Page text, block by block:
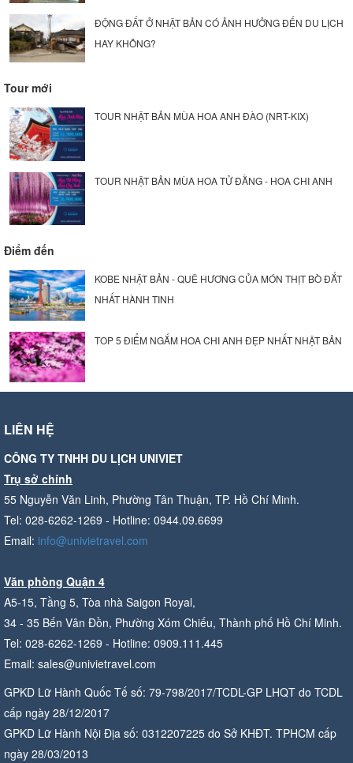
ĐỘNG ĐẤT Ở NHẬT BẢN CÓ ẢNH HƯỞNG ĐẾN DU LỊCH
HAY KHÔNG?
Tour mới
TOUR NHẬT BẢN MÙA HOA ANH ĐÀO (NRT-KIX)
TOUR NHẬT BẢN MÙA HOA TỬ ĐẰNG - HOA CHI ANH
Điểm đến
KOBE NHẬT BẢN - QUÊ HƯƠNG CỦA MÓN THỊT BÒ ĐẮT
NHẤT HÀNH TINH
TOP 5 ĐIỂM NGẮM HOA CHI ANH ĐẸP NHẤT NHẬT BẢN
LIÊN HỆ
CÔNG TY TNHH DU LỊCH UNIVIET
Trụ sở chính
55 Nguyễn Văn Linh, Phường Tân Thuận, TP. Hồ Chí Minh.
Tel: 028-6262-1269 - Hotline: 0944.09.6699
Email: info@univietravel.com
Văn phòng Quận 4
A5-15, Tầng 5, Tòa nhà Saigon Royal,
34 - 35 Bến Vân Đồn, Phường Xóm Chiếu, Thành phố Hồ Chí Minh.
Tel: 028-6262-1269 - Hotline: 0909.111.445
Email: sales@univietravel.com
GPKD Lữ Hành Quốc Tế số: 79-798/2017/TCDL-GP LHQT do TCDL
cấp ngày 28/12/2017
GPKD Lữ Hành Nội Địa số: 0312207225 do Sở KHĐT. TPHCM cấp
ngày 28/03/2013